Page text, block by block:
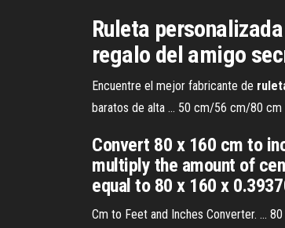
Ruleta
regalo del amigo
Encuentre el mejor fabricante de
baratos de alta ... 50 cm/56 cm/80 cm
Convert 80 x 160 cm to
multiply the amount of
equal to 80 x 160 x
Cm to Feet and Inches Converter. ...